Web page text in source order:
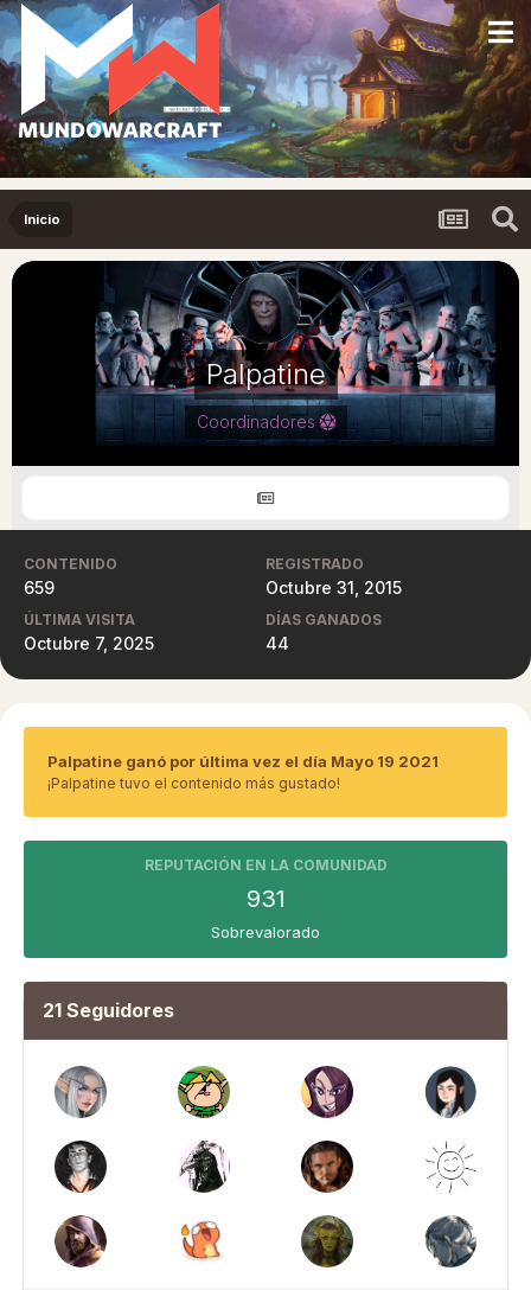
Inicio
Palpatine
Coordinadores
CONTENIDO
659
REGISTRADO
Octubre 31, 2015
ÚLTIMA VISITA
Octubre 7, 2025
DÍAS GANADOS
44
Palpatine ganó por última vez el día Mayo 19 2021
¡Palpatine tuvo el contenido más gustado!
REPUTACIÓN EN LA COMUNIDAD
931
Sobrevalorado
21 Seguidores